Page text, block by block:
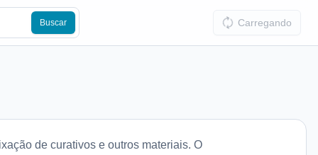
Buscar Carregando
de curativos e outros materiais. O